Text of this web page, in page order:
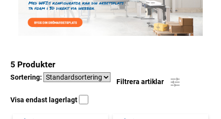
5 Produkter
Sortering:
Filtrera artiklar
Visa endast lagerlagt